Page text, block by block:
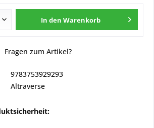
In den Warenkorb
Fragen zum Artikel?
9783753929293
Altraverse